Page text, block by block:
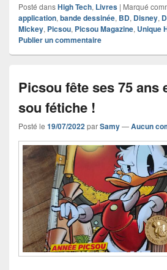
Posté dansHigh Tech, Livres | Marqué
application, bande dessinée, BD, Disney,
Mickey, Picsou, Picsou Magazine, Unique
Publier un commentaire
Picsou fête ses 75 ans
sou fétiche !
Posté le 19/07/2022parSamy—Aucun